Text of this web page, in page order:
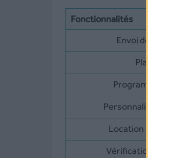
Fonctionnalités
Envoi de
Location de
Vérification de